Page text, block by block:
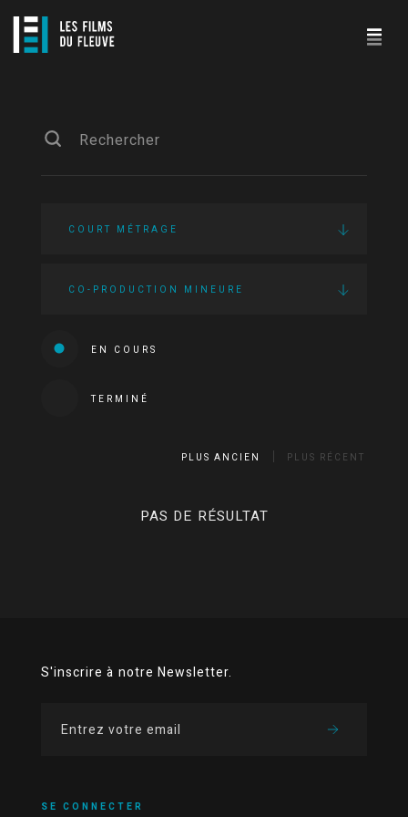
COURT MÉTRAGE
CO-PRODUCTION MINEURE
EN COURS
TERMINÉ
PLUS ANCIEN PLUS RÉCENT
PAS DE RÉSULTAT
S'inscrire à notre Newsletter.
SE CONNECTER